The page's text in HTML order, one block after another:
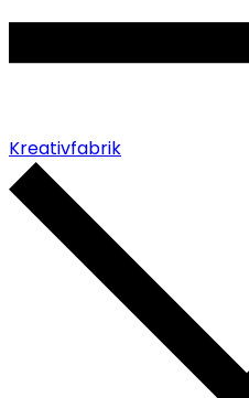
Kreativfabrik